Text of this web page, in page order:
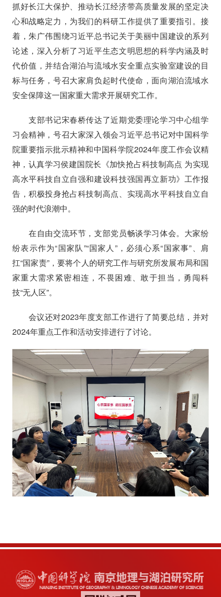
抓好长江大保护、推动长江经济带高质量发展的坚定决
心和战略定力，为我们的科研工作提供了重要指引。接
着，朱广伟围绕习近平总书记关于美丽中国建设的系列
论述，深入分析了习近平生态文明思想的科学内涵及时
代价值，并结合湖泊与流域水安全重点实验室建设的目
标与任务，号召大家肩负起时代使命，面向湖泊流域水
安全保障这一国家重大需求开展研究工作。
支部书记宋春桥传达了近期党委理论学习中心组学
习会精神，号召大家深入领会习近平总书记对中国科学
院重要指示批示精神和中国科学院2024年度工作会议精
神，认真学习侯建国院长《加快抢占科技制高点 为实现
高水平科技自立自强和建设科技强国再立新功》工作报
告，积极投身抢占科技制高点、实现高水平科技自立自
强的时代浪潮中。
在自由交流环节，支部党员畅谈学习体会。大家纷
纷表示作为“国家队”“国家人”，必须心系“国家事”、肩
扛“国家责”，要将个人的研究工作与研究所发展布局和国
家重大需求紧密相连，不畏困难、敢于担当， 勇闯科
技“无人区”。
会议还对2023年度支部工作进行了简要总结，并对
2024年重点工作和活动安排进行了讨论。